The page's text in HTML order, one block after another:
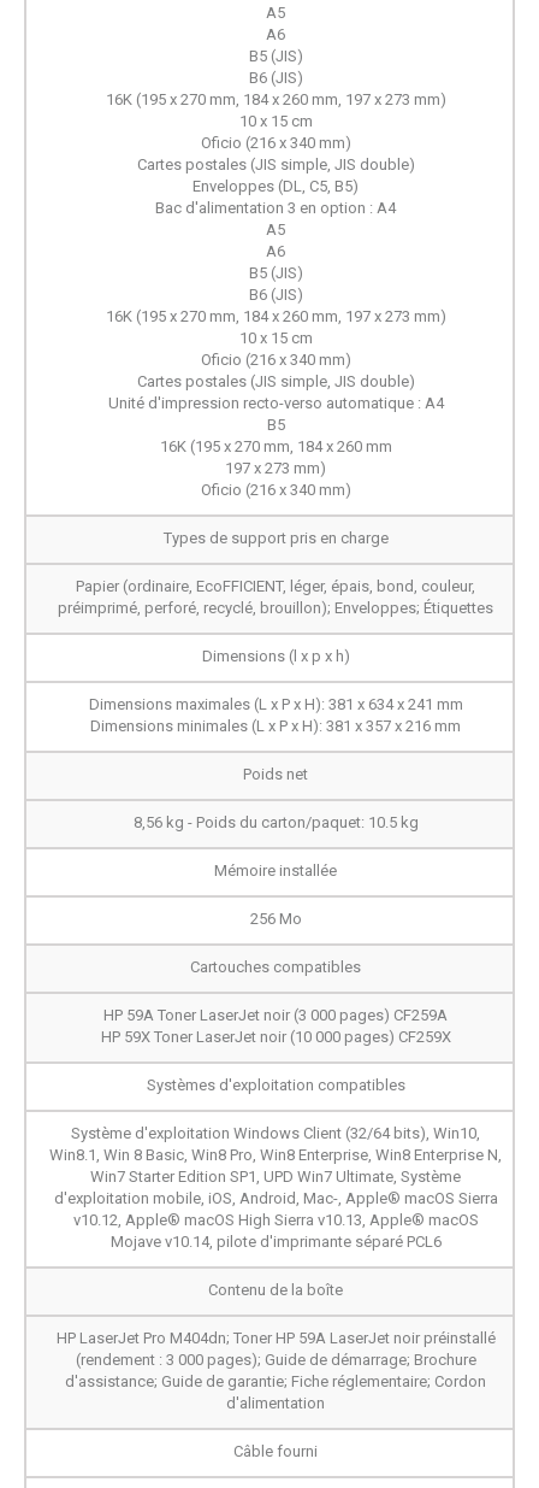
A5
A6
B5 (JIS)
B6 (JIS)
16K (195 x 270 mm, 184 x 260 mm, 197 x 273 mm)
10 x 15 cm
Oficio (216 x 340 mm)
Cartes postales (JIS simple, JIS double)
Enveloppes (DL, C5, B5)
Bac d'alimentation 3 en option : A4
A5
A6
B5 (JIS)
B6 (JIS)
16K (195 x 270 mm, 184 x 260 mm, 197 x 273 mm)
10 x 15 cm
Oficio (216 x 340 mm)
Cartes postales (JIS simple, JIS double)
Unité d'impression recto-verso automatique : A4
B5
16K (195 x 270 mm, 184 x 260 mm
197 x 273 mm)
Oficio (216 x 340 mm)
Types de support pris en charge
Papier (ordinaire, EcoFFICIENT, léger, épais, bond, couleur,
préimprimé, perforé, recyclé, brouillon); Enveloppes; Étiquettes
Dimensions (l x p x h)
Dimensions maximales (L x P x H): 381 x 634 x 241 mm
Dimensions minimales (L x P x H): 381 x 357 x 216 mm
Poids net
8,56 kg - Poids du carton/paquet: 10.5 kg
Mémoire installée
256 Mo
Cartouches compatibles
HP 59A Toner LaserJet noir (3 000 pages) CF259A
HP 59X Toner LaserJet noir (10 000 pages) CF259X
Systèmes d'exploitation compatibles
Système d'exploitation Windows Client (32/64 bits), Win10,
Win8.1, Win 8 Basic, Win8 Pro, Win8 Enterprise, Win8 Enterprise N,
Win7 Starter Edition SP1, UPD Win7 Ultimate, Système
d'exploitation mobile, iOS, Android, Mac-, Apple® macOS Sierra
v10.12, Apple® macOS High Sierra v10.13, Apple® macOS
Mojave v10.14, pilote d'imprimante séparé PCL6
Contenu de la boîte
HP LaserJet Pro M404dn; Toner HP 59A LaserJet noir préinstallé
(rendement : 3 000 pages); Guide de démarrage; Brochure
d'assistance; Guide de garantie; Fiche réglementaire; Cordon
d'alimentation
Câble fourni